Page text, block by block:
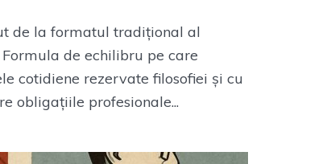
de la formatul tradițional al
de echilibru pe care
cotidiene rezervate filosofiei și cu
obligațiile profesionale...